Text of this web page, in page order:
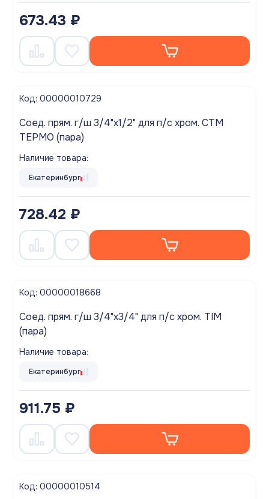
673.43 ₽
Код: 00000010729
Соед. прям. г/ш 3/4"х1/2" для п/с хром. СТМ
ТЕРМО (пара)
Наличие товара:
Екатеринбург
728.42 ₽
Код: 00000018668
Соед. прям. г/ш 3/4"х3/4" для п/с хром. TIM
(пара)
Наличие товара:
Екатеринбург
911.75 ₽
Код: 00000010514